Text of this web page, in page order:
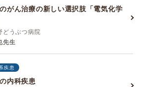
がん治療の新しい選択肢「電気化学
どうぶつ病院
先生
疾患
内科疾患